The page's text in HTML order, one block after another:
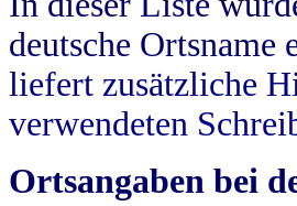
deutsche Ortsname
liefert zusätzliche
verwendeten
Ortsangaben bei